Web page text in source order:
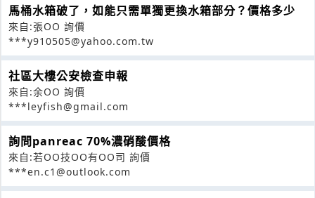
馬桶水箱破了，如能只需單獨更換水箱部分？價格多少
來自:張OO 詢價
***y910505@yahoo.com.tw
社區大樓公安檢查申報
來自:余OO 詢價
***leyfish@gmail.com
詢問panreac 70%濃硝酸價格
來自:若OO技OO有OO司 詢價
***en.c1@outlook.com